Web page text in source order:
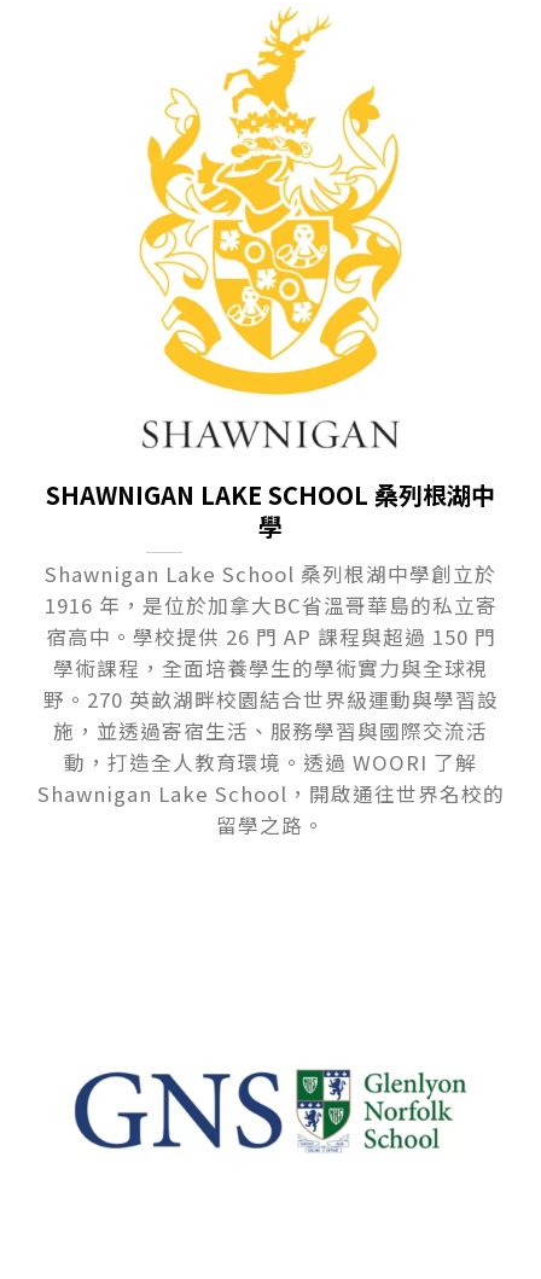
SHAWNIGAN LAKE SCHOOL 桑列根湖中
學
Shawnigan Lake School 桑列根湖中學創立於
1916 年，是位於加拿大BC省溫哥華島的私立寄
宿高中。學校提供 26 門 AP 課程與超過 150 門
學術課程，全面培養學生的學術實力與全球視
野。270 英畝湖畔校園結合世界級運動與學習設
施，並透過寄宿生活、服務學習與國際交流活
動，打造全人教育環境。透過 WOORI 了解
Shawnigan Lake School，開啟通往世界名校的
留學之路。